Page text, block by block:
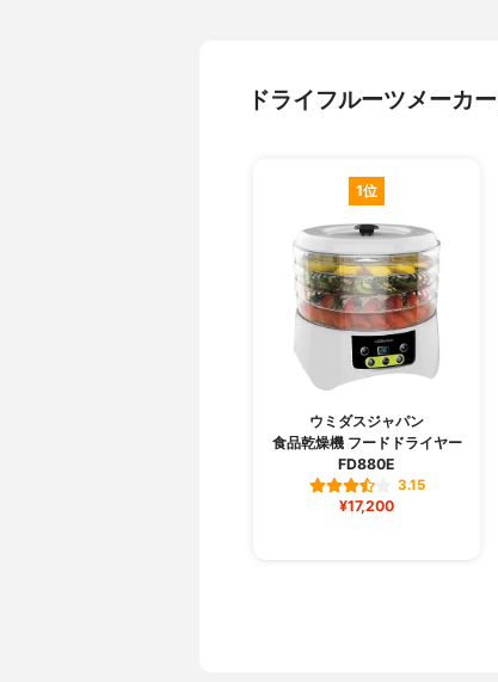
ドライフルーツメーカ
1位
ウミダスジャパン
食品乾燥機 フードドライヤー
FD880E
3.15
¥17,200